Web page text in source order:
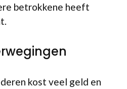
betrokkene heeft
kost veel geld en